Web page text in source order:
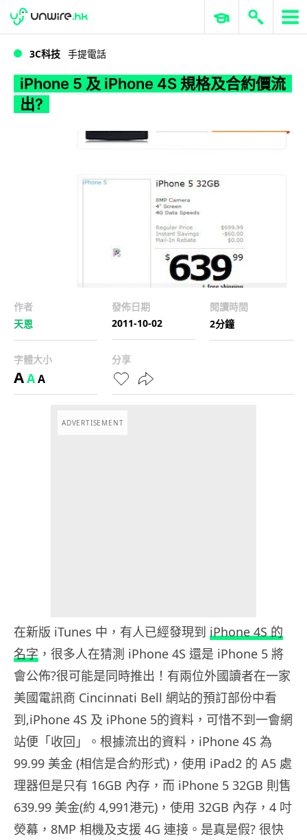
iPhone 5 及 iPhone 4S 規格及合約價流出?
WWDC 2026 ERP 與商業 AI
3C科技 手提電話
iPhone 5 及 iPhone 4S 規格及合約價流
出?
作者
天恩
發佈日期
2011-10-02
閱讀時間
2分鐘
字體大小
AAA
分享
ADVERTISEMENT
在新版 iTunes 中，有人已經發現到 iPhone 4S 的
名字 ，很多人在猜測 iPhone 4S 還是 iPhone 5 將
會公佈?很可能是同時推出！有兩位外國讀者在一家
美國電訊商 Cincinnati Bell 網站的預訂部份中看
到,iPhone 4S 及 iPhone 5的資料，可惜不到一會網
站便「收回」。根據流出的資料，iPhone 4S 為
99.99 美金 (相信是合約形式)，使用 iPad2 的 A5 處
理器但是只有 16GB 內存，而 iPhone 5 32GB 則售
639.99 美金(約 4,991港元)，使用 32GB 內存，4 吋
熒幕，8MP 相機及支援 4G 連接。是真是假? 很快